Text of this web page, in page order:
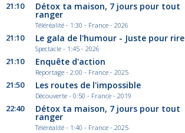
21:10 Détox ta maison, 7 jours pour tout
ranger
Téléréalité - 1:30 - France - 2026
21:10 Le gala de l'humour - Juste pour rire
Spectacle - 1:45 - 2026
21:10 Enquête d'action
Reportage - 2:00 - France - 2025
21:50 Les routes de l'impossible
Découverte - 0:50 - France - 2019
22:40 Détox ta maison, 7 jours pour tout
ranger
Téléréalité - 1:40 - France - 2025